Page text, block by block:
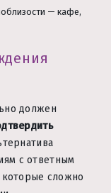
— кафе,
должен
с ответным
которые сложно